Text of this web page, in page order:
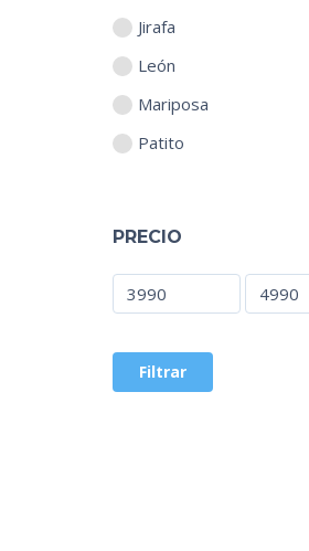
Jirafa
León
Mariposa
Patito
PRECIO
Filtrar